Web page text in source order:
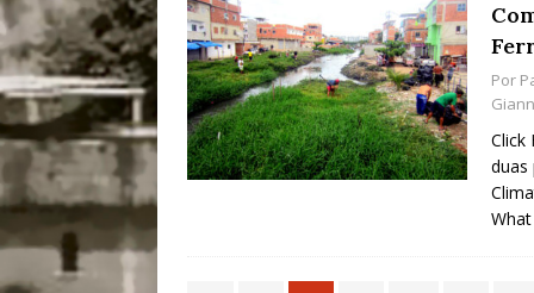
Por
Click
duas